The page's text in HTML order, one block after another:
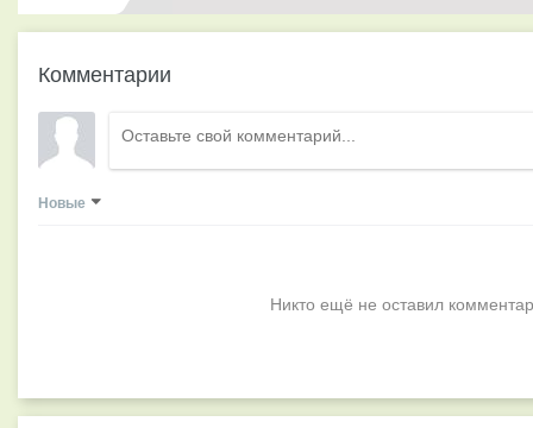
Комментарии
Новые
Никто ещё не оставил